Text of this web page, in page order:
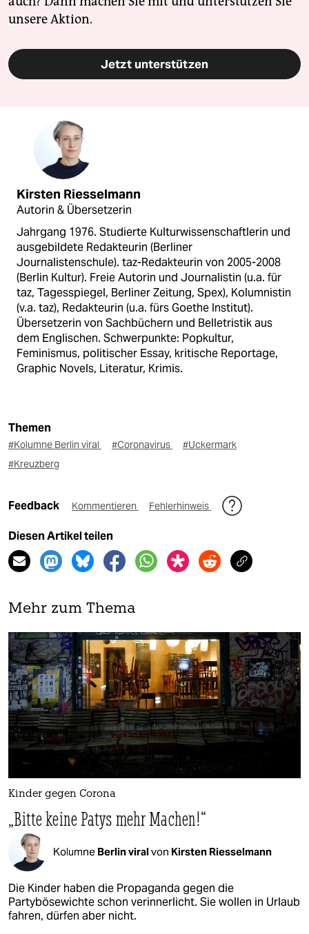
unsere Aktion.
Jetzt unterstützen
Kirsten Riesselmann
Autorin & Übersetzerin
Jahrgang 1976. Studierte Kulturwissenschaftlerin und
ausgebildete Redakteurin (Berliner
Journalistenschule). taz-Redakteurin von 2005-2008
(Berlin Kultur). Freie Autorin und Journalistin (u.a. für
taz, Tagesspiegel, Berliner Zeitung, Spex), Kolumnistin
(v.a. taz), Redakteurin (u.a. fürs Goethe Institut).
Übersetzerin von Sachbüchern und Belletristik aus
dem Englischen. Schwerpunkte: Popkultur,
Feminismus, politischer Essay, kritische Reportage,
Graphic Novels, Literatur, Krimis.
Themen
#Kolumne Berlin viral #Coronavirus
#Uckermark
#Kreuzberg
Feedback Kommentieren Fehlerhinweis
Diesen Artikel teilen
Mehr zum Thema
Kinder gegen Corona
„Bitte keine Patys mehr Machen!“
Kolumne Berlin viralvon Kirsten Riesselmann
Die Kinder haben die Propaganda gegen die
Partybösewichte schon verinnerlicht. Sie wollen in Urlaub
fahren, dürfen aber nicht.